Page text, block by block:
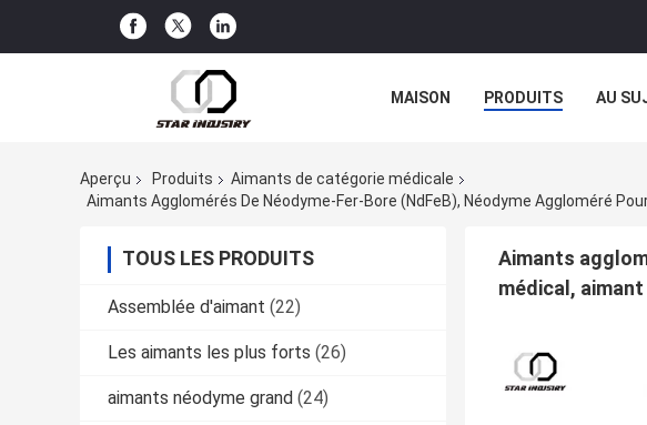
MAISON PRODUITS AU
Aperçu Produits
Aimants de catégorie médicale
Aimants Agglomérés De Néodyme-Fer-Bore (NdFeB), Néodyme Aggloméré
TOUS LES PRODUITS
Assemblée d'aimant (22)
Les aimants les plus forts (26)
aimants néodyme grand (24)
Aimants
médical,